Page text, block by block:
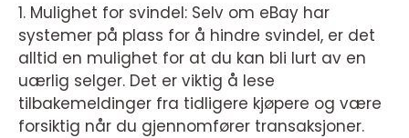
1. Mulighet for svindel: Selv om eBay har
systemer på plass for å hindre svindel, er det
alltid en mulighet for at du kan bli lurt av en
uærlig selger. Det er viktig å lese
tilbakemeldinger fra tidligere kjøpere og være
forsiktig når du gjennomfører transaksjoner.